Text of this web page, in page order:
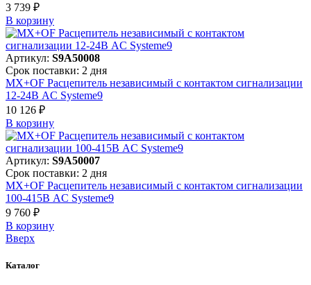
3 739 ₽
В корзинy
Артикул: S9A50008
Срок поставки: 2 дня
MX+OF Расцепитель независимый с контактом сигнализации
12-24В AC Systeme9
10 126 ₽
В корзинy
Артикул: S9A50007
Срок поставки: 2 дня
MX+OF Расцепитель независимый с контактом сигнализации
100-415В AC Systeme9
9 760 ₽
В корзинy
Вверх
Каталог